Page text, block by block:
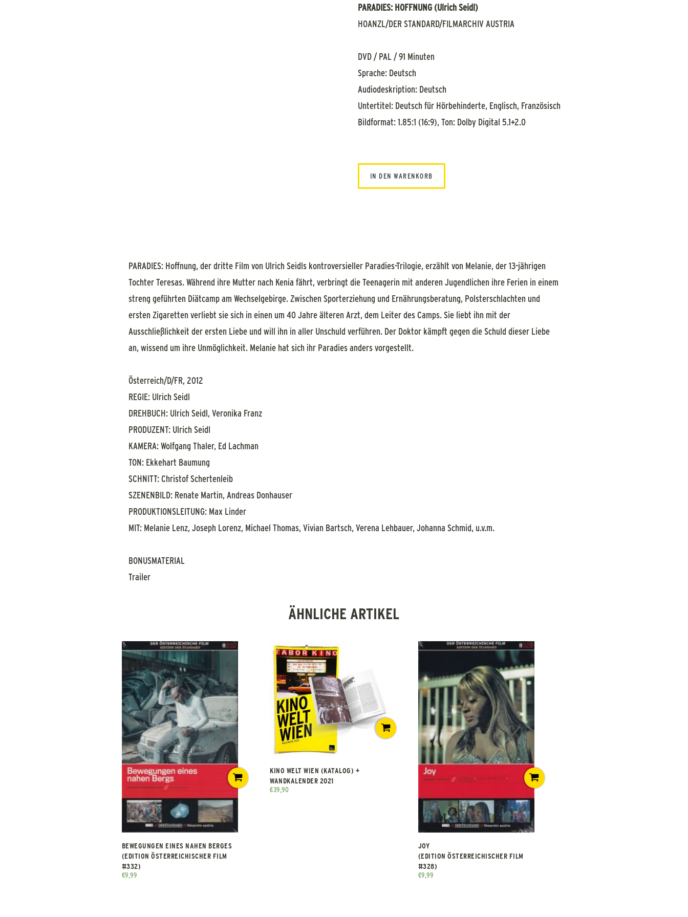
PARADIES: HOFFNUNG (Ulrich Seidl)
HOANZL/DER STANDARD/FILMARCHIV AUSTRIA
DVD / PAL / 91 Minuten
Sprache: Deutsch
Audiodeskription: Deutsch
Untertitel: Deutsch für Hörbehinderte, Englisch, Französisch
Bildformat: 1.85:1 (16:9), Ton: Dolby Digital 5.1+2.0
IN DEN WARENKORB
PARADIES: Hoffnung, der dritte Film von Ulrich Seidls kontroversieller Paradies-Trilogie, erzählt von Melanie, der 13-jährigen
Tochter Teresas. Während ihre Mutter nach Kenia fährt, verbringt die Teenagerin mit anderen Jugendlichen ihre Ferien in einem
streng geführten Diätcamp am Wechselgebirge. Zwischen Sporterziehung und Ernährungsberatung, Polsterschlachten und
ersten Zigaretten verliebt sie sich in einen um 40 Jahre älteren Arzt, dem Leiter des Camps. Sie liebt ihn mit der
Ausschließlichkeit der ersten Liebe und will ihn in aller Unschuld verführen. Der Doktor kämpft gegen die Schuld dieser Liebe
an, wissend um ihre Unmöglichkeit. Melanie hat sich ihr Paradies anders vorgestellt.
Österreich/D/FR, 2012
REGIE: Ulrich Seidl
DREHBUCH: Ulrich Seidl, Veronika Franz
PRODUZENT: Ulrich Seidl
KAMERA: Wolfgang Thaler, Ed Lachman
TON: Ekkehart Baumung
SCHNITT: Christof Schertenleib
SZENENBILD: Renate Martin, Andreas Donhauser
PRODUKTIONSLEITUNG: Max Linder
MIT: Melanie Lenz, Joseph Lorenz, Michael Thomas, Vivian Bartsch, Verena Lehbauer, Johanna Schmid, u.v.m.
BONUSMATERIAL
Trailer
ÄHNLICHE ARTIKEL
BEWEGUNGEN EINES NAHEN BERGES
(EDITION ÖSTERREICHISCHER FILM
#332)
€9,99
KINO WELT WIEN (KATALOG) +
WANDKALENDER 2021
€39,90
JOY
(EDITION ÖSTERREICHISCHER FILM
#328)
€9,99